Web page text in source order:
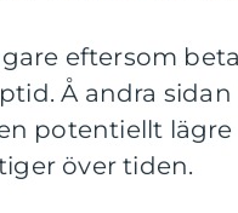
eftersom
Å andra
potentiellt
över tiden.